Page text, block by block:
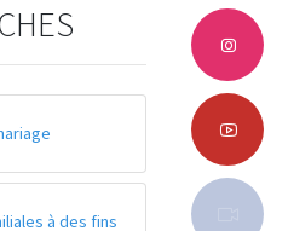
à des fins